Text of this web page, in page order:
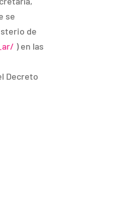
se
de
) en las
Decreto